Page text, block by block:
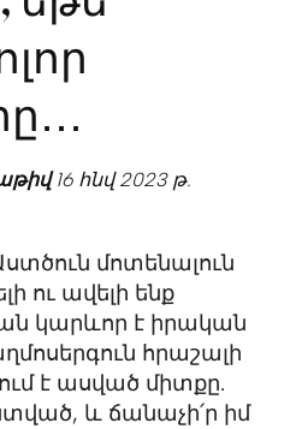
16 հնվ 2023 թ.
մոտենալուն
ու ավելի ենք
կարևոր է իրական
հրաշալի
է ասված միտքը.
և ճանաչի՛ր իմ